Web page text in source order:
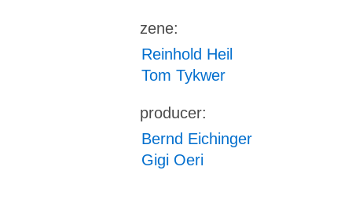
zene:
Reinhold Heil
Tom Tykwer
producer:
Bernd Eichinger
Gigi Oeri